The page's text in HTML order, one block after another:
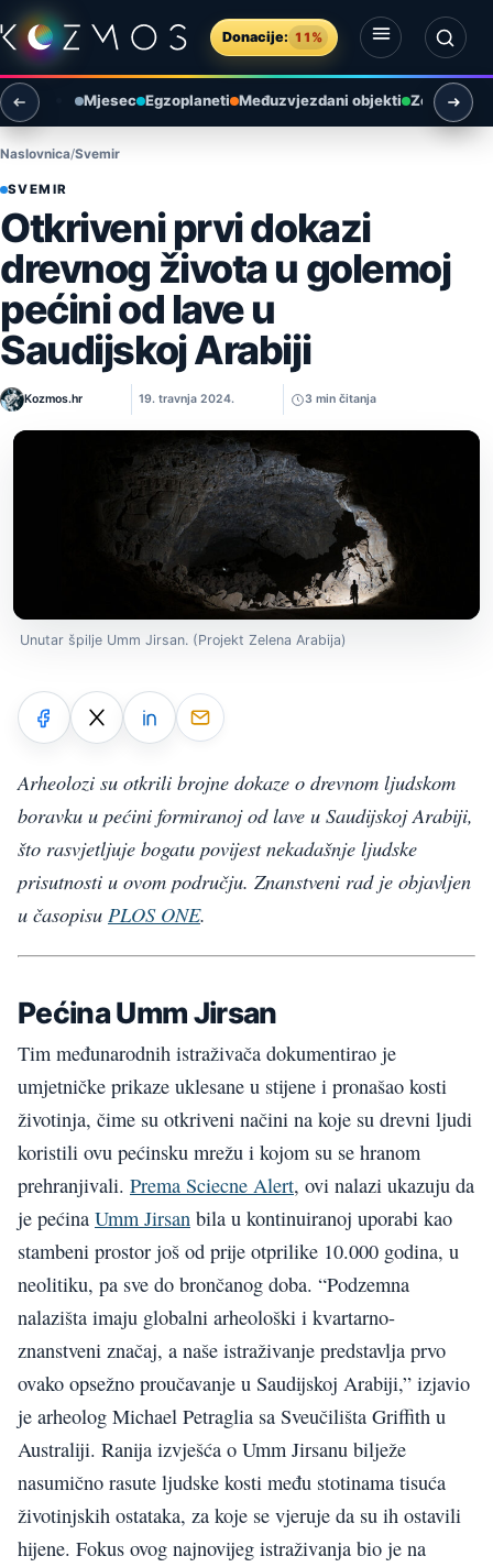
Preskoči na sadržaj
Donacije: 11%
Otvori izbornik
Otvori pretragu
Mjesec Egzoplaneti Međuzvjezdani objekti Zemlja i
Naslovnica Svemir
SVEMIR
Otkriveni prvi dokazi
drevnog života u golemoj
pećini od lave u
Saudijskoj Arabiji
Kozmos.hr 19. travnja 2024. 3 min čitanja
Unutar špilje Umm Jirsan. (Projekt Zelena Arabija)
Arheolozi su otkrili brojne dokaze o drevnom ljudskom
boravku u pećini formiranoj od lave u Saudijskoj Arabiji,
što rasvjetljuje bogatu povijest nekadašnje ljudske
prisutnosti u ovom području. Znanstveni rad je objavljen
u časopisu PLOS ONE.
Pećina Umm Jirsan
Tim međunarodnih istraživača dokumentirao je
umjetničke prikaze uklesane u stijene i pronašao kosti
životinja, čime su otkriveni načini na koje su drevni ljudi
koristili ovu pećinsku mrežu i kojom su se hranom
prehranjivali. Prema Sciecne Alert, ovi nalazi ukazuju da
je pećina Umm Jirsan bila u kontinuiranoj uporabi kao
stambeni prostor još od prije otprilike 10.000 godina, u
neolitiku, pa sve do brončanog doba. “Podzemna
nalazišta imaju globalni arheološki i kvartarno-
znanstveni značaj, a naše istraživanje predstavlja prvo
ovako opsežno proučavanje u Saudijskoj Arabiji,” izjavio
je arheolog Michael Petraglia sa Sveučilišta Griffith u
Australiji. Ranija izvješća o Umm Jirsanu bilježe
nasumično rasute ljudske kosti među stotinama tisuća
životinjskih ostataka, za koje se vjeruje da su ih ostavili
hijene. Fokus ovog najnovijeg istraživanja bio je na